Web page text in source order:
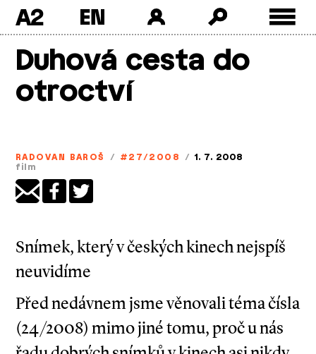
A2
Duhová cesta do
otroctví
RADOVAN BAROŠ / #27/2008 / 1. 7. 2008
film
Snímek, který v českých kinech nejspíš
neuvidíme
Před nedávnem jsme věnovali téma čísla
(24/2008) mimo jiné tomu, proč u nás